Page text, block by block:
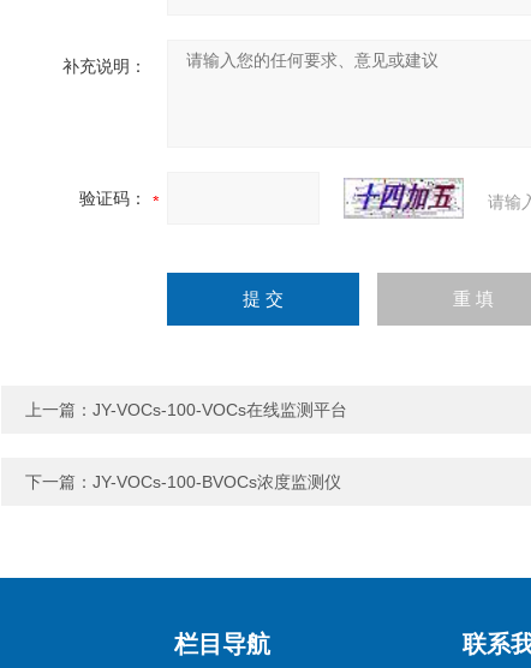
补充说明：
验证码： 请输
上一篇： JY-VOCs-100-VOCs在线监测平台
下一篇： JY-VOCs-100-BVOCs浓度监测仪
栏目导航 联系